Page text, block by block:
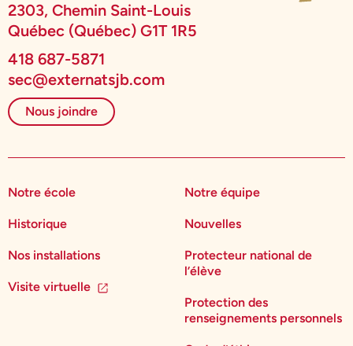
2303, Chemin Saint-Louis
Québec (Québec) G1T 1R5
418 687-5871
sec@externatsjb.com
Nous joindre
Notre école
Historique
Nos installations
Visite virtuelle
Notre équipe
Nouvelles
Protecteur national de
l’élève
Protection des
renseignements personnels